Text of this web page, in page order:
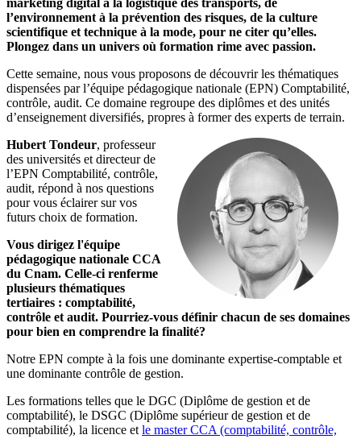
l’environnement à la prévention des risques, de la culture
scientifique et technique à la mode, pour ne citer qu’elles.
Plongez dans un univers où formation rime avec passion.
Cette semaine, nous vous proposons de découvrir les thématiques
dispensées par l’équipe pédagogique nationale (EPN) Comptabilité,
contrôle, audit. Ce domaine regroupe des diplômes et des unités
d’enseignement diversifiés, propres à former des experts de terrain.
Hubert Tondeur, professeur
des universités et directeur de
l’EPN Comptabilité, contrôle,
audit, répond à nos questions
pour vous éclairer sur vos
futurs choix de formation.
Vous dirigez l'équipe
pédagogique nationale CCA
du Cnam. Celle-ci renferme
plusieurs thématiques
tertiaires : comptabilité,
contrôle et audit. Pourriez-vous définir chacun de ses domaines
pour bien en comprendre la finalité?
Notre EPN compte à la fois une dominante expertise-comptable et
une dominante contrôle de gestion.
Les formations telles que le DGC (Diplôme de gestion et de
comptabilité), le DSGC (Diplôme supérieur de gestion et de
comptabilité), la licence et le master CCA (comptabilité, contrôle,